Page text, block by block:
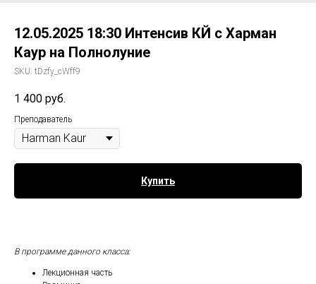
12.05.2025 18:30 Интенсив КЙ с Харман
Каур на Полнолуние
SKU: tDzfy_cWff9
1 400 руб.
Преподаватель
Купить
В программе данного класса:
Лекционная часть